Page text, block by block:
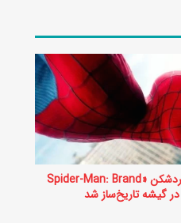
ئ
و
»
ط
ر
ز
ت
افتتاحیه رکوردشکن «Spider-Man: Brand